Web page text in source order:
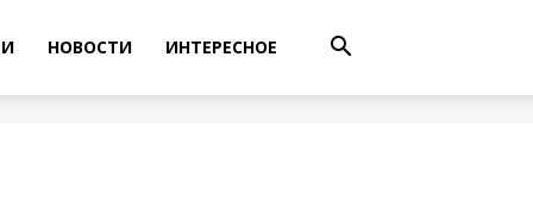
НОВОСТИ ИНТЕРЕСНОЕ